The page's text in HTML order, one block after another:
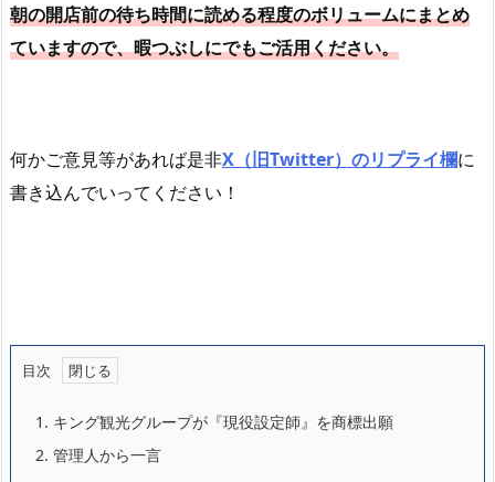
朝の開店前の待ち時間に読める程度のボリュームにまとめ
ていますので、暇つぶしにでもご活用ください。
何かご意見等があれば是非X（旧Twitter）のリプライ欄に
書き込んでいってください！
目次
1. キング観光グループが『現役設定師』を商標出願
2. 管理人から一言